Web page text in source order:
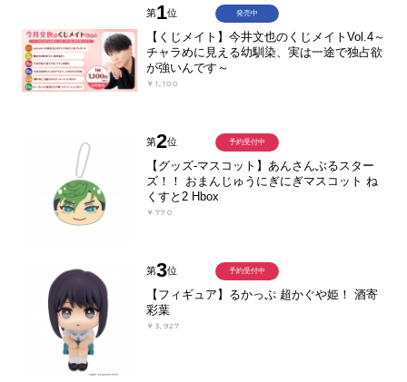
第1位
【くじメイト】今井文也のくじメイトVol.4～
チャラめに見える幼馴染、実は一途で独占欲
が強いんです～
￥1,100
発売中
第2位
【グッズ-マスコット】あんさんぶるスター
ズ！！ おまんじゅうにぎにぎマスコット ね
くすと2 Hbox
￥770
予約受付中
第3位
【フィギュア】るかっぷ 超かぐや姫！ 酒寄
彩葉
￥3,927
予約受付中